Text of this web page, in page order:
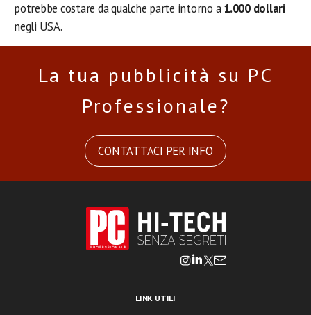
potrebbe costare da qualche parte intorno a1.000 dollari
negli USA.
La tua pubblicità su PC
Professionale?
CONTATTACI PER INFO
LINK UTILI